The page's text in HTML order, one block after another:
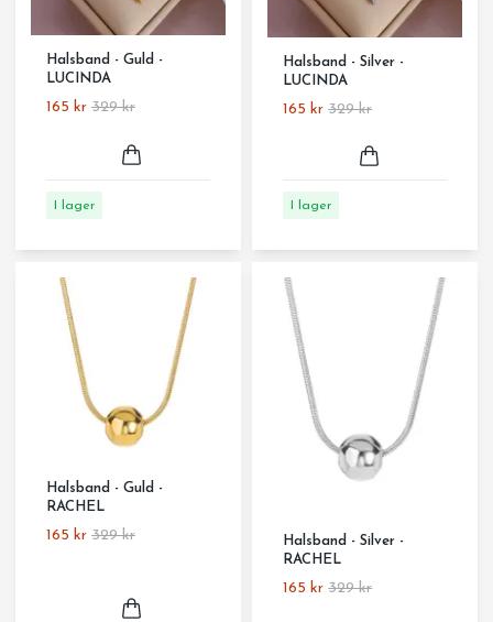
Halsband - Guld -
LUCINDA
165 kr 329 kr
I lager
Halsband - Silver -
LUCINDA
165 kr 329 kr
I lager
Halsband - Guld -
RACHEL
165 kr 329 kr
Halsband - Silver -
RACHEL
165 kr 329 kr